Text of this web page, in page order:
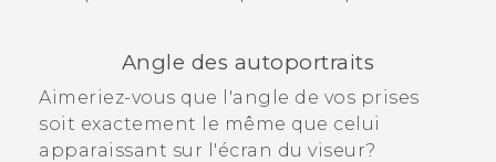
Angle des autoportraits
Aimeriez-vous que l'angle de vos prises
soit exactement le même que celui
apparaissant sur l'écran du viseur?